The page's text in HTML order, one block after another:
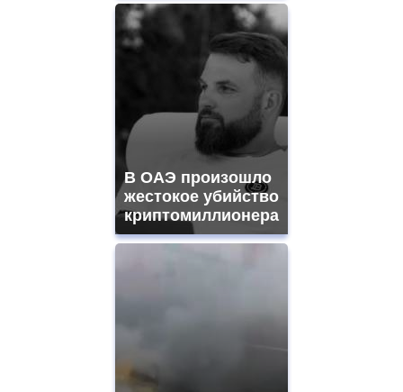
В ОАЭ произошло
жестокое убийство
криптомиллионера